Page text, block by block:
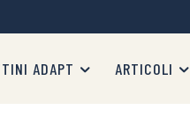
ADAPT ARTICOLI